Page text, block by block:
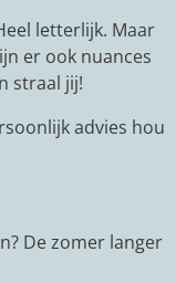
letterlijk. Maar
er ook nuances
straal jij!
advies hou
De zomer langer